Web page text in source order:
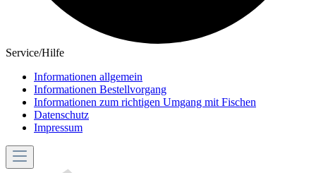
Service/Hilfe
Informationen allgemein
Informationen Bestellvorgang
Informationen zum richtigen Umgang mit Fischen
Datenschutz
Impressum